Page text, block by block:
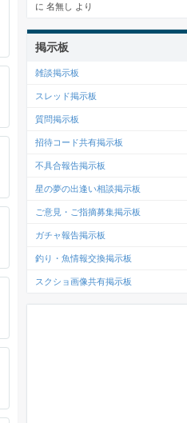
に 名無し より
掲示板
雑談掲示板
スレッド掲示板
質問掲示板
招待コード共有掲示板
不具合報告掲示板
星の夢の出逢い相談掲示板
ご意見・ご指摘募集掲示板
ガチャ報告掲示板
釣り・魚情報交換掲示板
スクショ画像共有掲示板